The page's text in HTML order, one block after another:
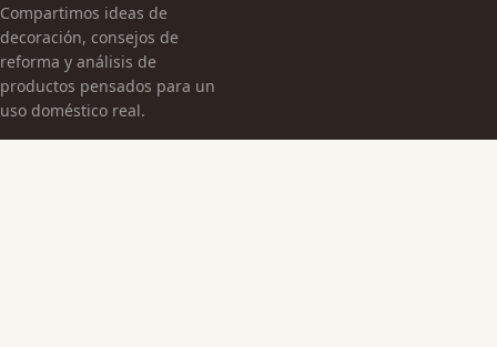
Compartimos ideas de
decoración, consejos de
reforma y análisis de
productos pensados para un
uso doméstico real.